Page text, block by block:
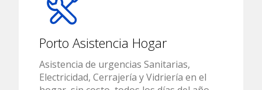
Porto Asistencia Hogar
Asistencia de urgencias Sanitarias,
Electricidad, Cerrajería y Vidriería en el